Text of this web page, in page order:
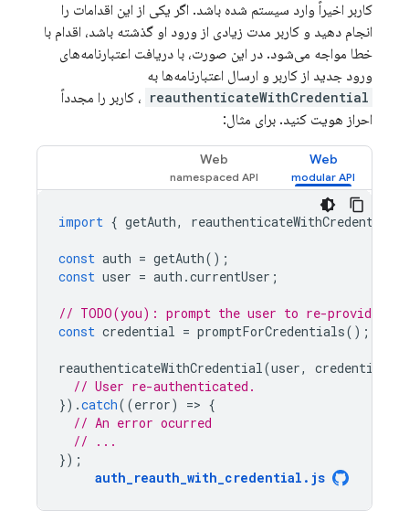
کاربر اخیراً وارد سیستم شده باشد. اگر یکی از این اقدامات را
انجام دهید و کاربر مدت زیادی از ورود او گذشته باشد، اقدام با
خطا مواجه می‌شود. در این صورت، با دریافت اعتبارنامه‌های
ورود جدید از کاربر و ارسال اعتبارنامه‌ها به
reauthenticateWithCredential ، کاربر را مجدداً
احراز هویت کنید. برای مثال:
Web
Web
import { getAuth, reauthenticateWithCredential
const auth = getAuth();
const user = auth .currentUser ;
// TODO(you): prompt the user to re-provide
const credential = promptForCredentials();
reauthenticateWithCredential(user, credential
// User re-authenticated.
}).catch((error) => {
// An error ocurred
// ...
});
auth_reauth_with_credential . js